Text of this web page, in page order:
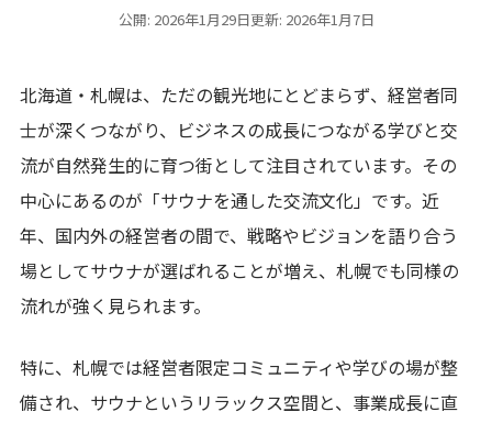
公開: 2026年1月29日更新: 2026年1月7日
北海道・札幌は、ただの観光地にとどまらず、経営者同
士が深くつながり、ビジネスの成長につながる学びと交
流が自然発生的に育つ街として注目されています。その
中心にあるのが「サウナを通した交流文化」です。近
年、国内外の経営者の間で、戦略やビジョンを語り合う
場としてサウナが選ばれることが増え、札幌でも同様の
流れが強く見られます。
特に、札幌では経営者限定コミュニティや学びの場が整
備され、サウナというリラックス空間と、事業成長に直